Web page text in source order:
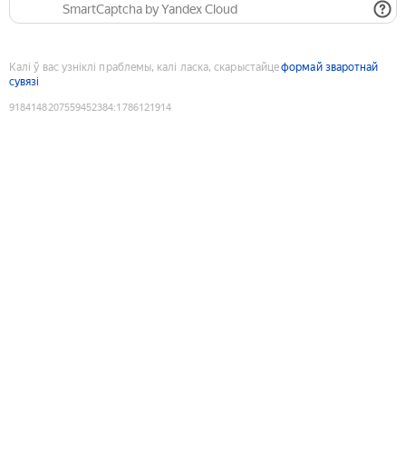
SmartCaptcha by Yandex Cloud
Калі ў вас узніклі праблемы, калі ласка, скарыстайцеформай зваротнай
сувязі
9184148207559452384:1786121914